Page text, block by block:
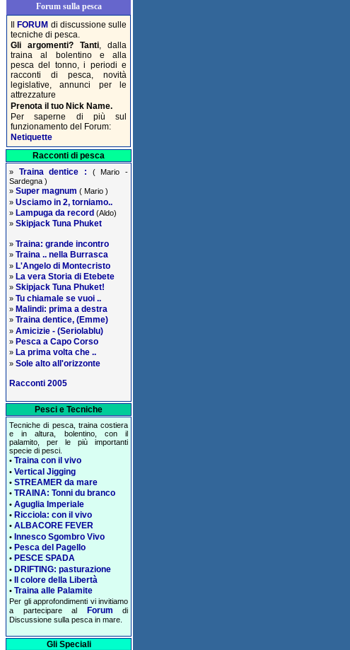
Forum sulla pesca
FORUM di discussione sulle
tecniche di pesca.
Gli argomenti? Tanti, dalla
traina al bolentino e alla
pesca del tonno, i periodi e
racconti di pesca, novità
legislative, annunci per le
attrezzature
Prenota il tuo Nick Name.
Per saperne di più sul
funzionamento del Forum:
Netiquette
Racconti di pesca
» Traina dentice :
( Mario -
Sardegna )
» Super magnum ( Mario )
» Usciamo in 2, torniamo..
» Lampuga da record (Aldo)
» Skipjack Tuna Phuket
» Traina: grande incontro
» Traina .. nella Burrasca
» L'Angelo di Montecristo
» La vera Storia di Etebete
» Skipjack Tuna Phuket!
» Tu chiamale se vuoi ..
» Malindi: prima a destra
» Traina dentice, (Emme)
» Amicizie - (Seriolablu)
» Pesca a Capo Corso
» La prima volta che ..
» Sole alto all'orizzonte
Racconti 2005
Pesci e Tecniche
Tecniche di pesca, traina costiera
e in altura, bolentino, con il
palamito, per le più importanti
specie di pesci.
• Traina con il vivo
• Vertical Jigging
• STREAMER da mare
• TRAINA: Tonni du branco
• Aguglia Imperiale
• Ricciola: con il vivo
• ALBACORE FEVER
• Innesco Sgombro Vivo
• Pesca del Pagello
• PESCE SPADA
• DRIFTING: pasturazione
• Il colore della Libertà
• Traina alle Palamite
Per gli approfondimenti vi invitiamo
a partecipare al Forum di
Discussione sulla pesca in mare.
Gli Speciali